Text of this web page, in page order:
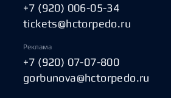
+7 (920) 006-05-34
tickets@hctorpedo.ru
Реклама
+7 (920) 07-07-800
gorbunova@hctorpedo.ru